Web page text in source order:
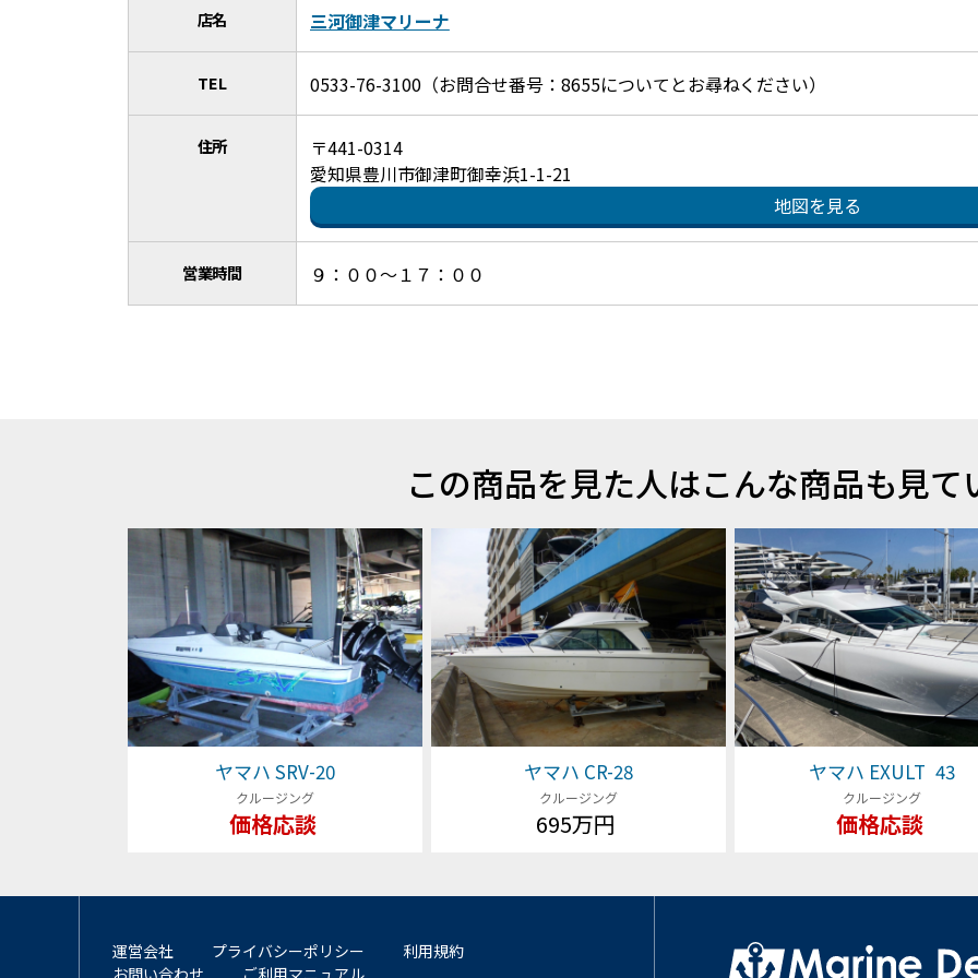
店名 三河御津マリーナ
TEL 0533-76-3100（お問合せ番号：8655についてとお尋ねください）
住所
〒441-0314
愛知県豊川市御津町御幸浜1-1-21
地図を見る
営業時間 ９：００～１７：００
この商品を見た人はこんな商品も見て
ヤマハ SRV-20
クルージング
価格応談
ヤマハ CR-28
クルージング
695万円
ヤマハ EXULT 43
クルージング
価格応談
運営会社 プライバシーポリシー
利用規約